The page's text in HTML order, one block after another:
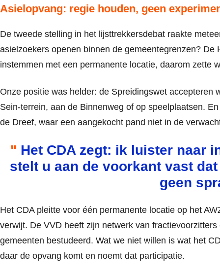
Asielopvang: regie houden, geen
De tweede stelling in het lijsttrekkersdebat raakte
asielzoekers openen binnen de gemeentegrenzen?
instemmen met een permanente locatie, daarom zette
Onze positie was helder: de Spreidingswet
Sein-terrein, aan de Binnenweg of op speelplaatsen.
de Dreef, waar een aangekocht pand niet in de
Het CDA zegt: ik luister naar
stelt u aan de voorkant vast
geen
Het CDA pleitte voor één permanente locatie op het
verwijt. De VVD heeft zijn netwerk van
gemeenten bestudeerd. Wat we niet willen is wat het
daar de opvang komt en noemt dat participatie.